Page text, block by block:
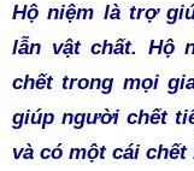
Hộ niệm là trợ
lẫn vật chất. Hộ
chết trong mọi
giúp người chết
và có một cái chết